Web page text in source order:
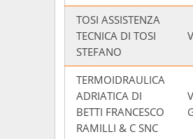
TOSI ASSISTENZA
TECNICA DI TOSI
STEFANO
TERMOIDRAULICA
ADRIATICA DI
BETTI FRANCESCO
RAMILLI & C SNC